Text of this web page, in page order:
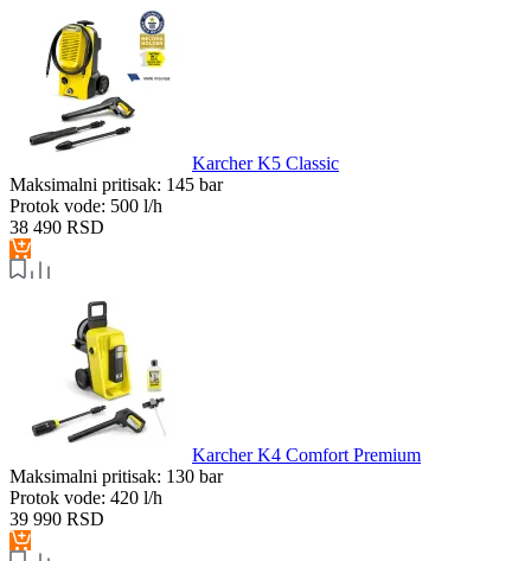
Karcher K5 Classic
Maksimalni pritisak: 145 bar
Protok vode: 500 l/h
38 490 RSD
Karcher K4 Comfort Premium
Maksimalni pritisak: 130 bar
Protok vode: 420 l/h
39 990 RSD